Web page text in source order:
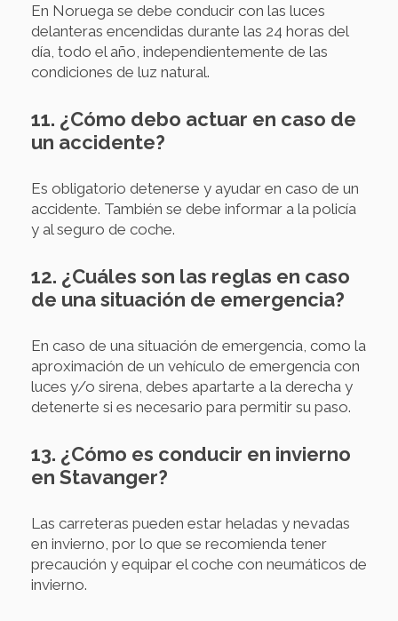
En Noruega se debe conducir con las luces
delanteras encendidas durante las 24 horas del
día, todo el año, independientemente de las
condiciones de luz natural.
11. ¿Cómo debo actuar en caso de
un accidente?
Es obligatorio detenerse y ayudar en caso de un
accidente. También se debe informar a la policía
y al seguro de coche.
12. ¿Cuáles son las reglas en caso
de una situación de emergencia?
En caso de una situación de emergencia, como la
aproximación de un vehículo de emergencia con
luces y/o sirena, debes apartarte a la derecha y
detenerte si es necesario para permitir su paso.
13. ¿Cómo es conducir en invierno
en Stavanger?
Las carreteras pueden estar heladas y nevadas
en invierno, por lo que se recomienda tener
precaución y equipar el coche con neumáticos de
invierno.